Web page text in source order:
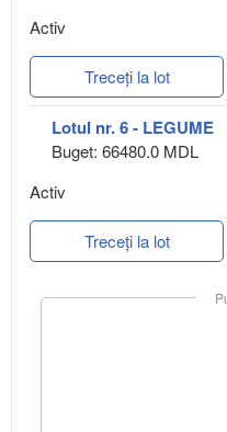
Activ
Treceți la lot
Lotul nr. 6 - LEGUME
Buget: 66480.0 MDL
Activ
Treceți la lot